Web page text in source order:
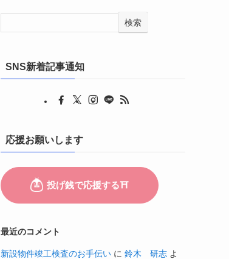
検索
SNS新着記事通知
応援お願いします
最近のコメント
新設物件竣工検査のお手伝い に 鈴木 研志 よ